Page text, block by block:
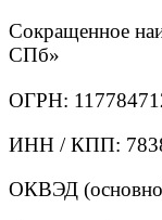
Сокращенное
СПб»
ОГРН:
ИНН / КПП:
ОКВЭД